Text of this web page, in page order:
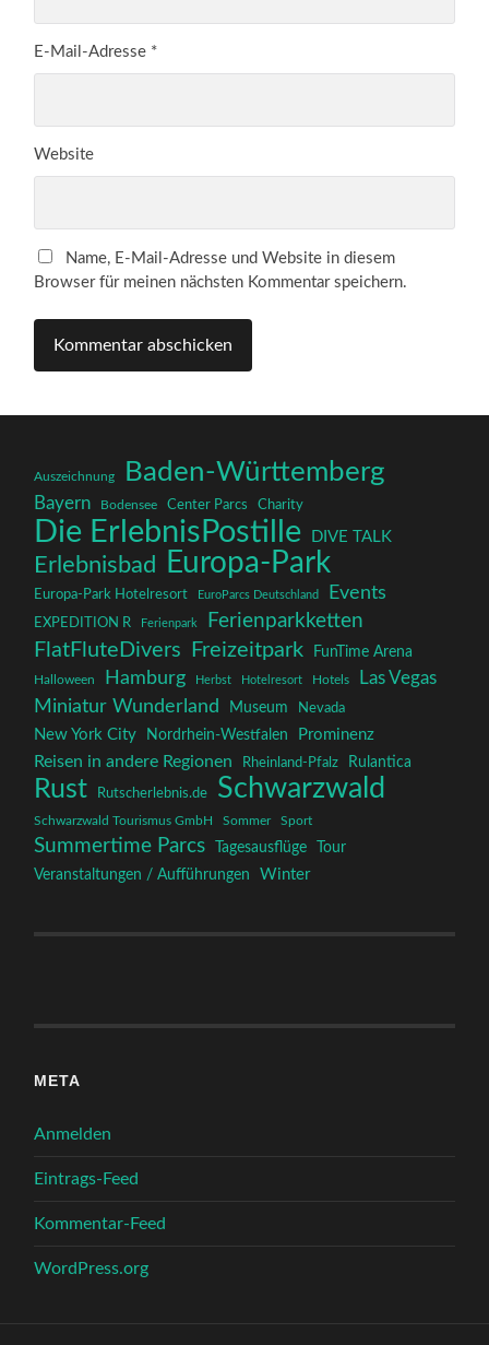
E-Mail-Adresse *
Website
Name, E-Mail-Adresse und Website in diesem
Browser für meinen nächsten Kommentar speichern.
Auszeichnung Baden-Württemberg
Bayern Bodensee Center Parcs Charity
Die ErlebnisPostille DIVE TALK
Erlebnisbad Europa-Park
Europa-Park Hotelresort EuroParcs Deutschland Events
EXPEDITION R Ferienpark Ferienparkketten
FlatFluteDivers Freizeitpark FunTime Arena
Halloween Hamburg Herbst Hotelresort Hotels
Las Vegas
Miniatur Wunderland
Museum Nevada
New York City Nordrhein-Westfalen Prominenz
Reisen in andere Regionen Rheinland-Pfalz Rulantica
Rust Rutscherlebnis.de Schwarzwald
Schwarzwald Tourismus GmbH Sommer Sport
Summertime Parcs Tagesausflüge
Tour
Veranstaltungen / Aufführungen
Winter
META
Anmelden
Eintrags-Feed
Kommentar-Feed
WordPress.org